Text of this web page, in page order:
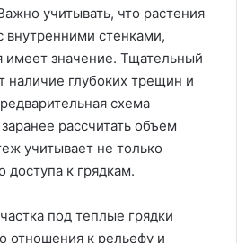
учитывать, что растения
внутренними стенками,
имеет значение. Тщательный
наличие глубоких трещин и
схема
рассчитать объем
учитывает не только
доступа к грядкам.
под теплые грядки
отношения к рельефу и